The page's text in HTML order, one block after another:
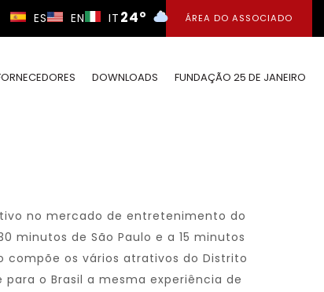
ES EN IT 24° ÁREA DO ASSOCIADO
DOWNLOADS FUNDAÇÃO 25 DE JANEIRO
no mercado de entretenimento do
minutos de São Paulo e a 15 minutos
compõe os vários atrativos do Distrito
o Brasil a mesma experiência de